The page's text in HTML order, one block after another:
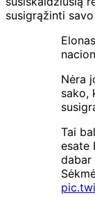
susigrąžinti savo
Nėra
sako,
Tai
esate
dabar